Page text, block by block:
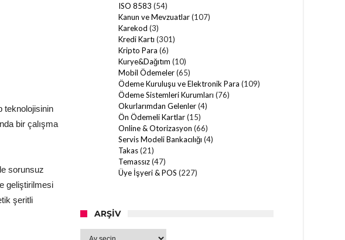
teknolojisinin
bir çalışma
sorunsuz
geliştirilmesi
şeritli
ISO 8583 (54)
Kanun ve Mevzuatlar(107)
Karekod (3)
Kredi Kartı (301)
Kripto Para (6)
Kurye&Dağıtım (10)
Mobil Ödemeler(65)
Ödeme Kuruluşu ve Elektronik Para (109)
Ödeme Sistemleri Kurumları (76)
Okurlarımdan Gelenler(4)
Ön Ödemeli Kartlar(15)
Online & Otorizasyon (66)
Servis Modeli Bankacılığı (4)
Takas(21)
Temassız(47)
Üye İşyeri & POS (227)
ARŞIV